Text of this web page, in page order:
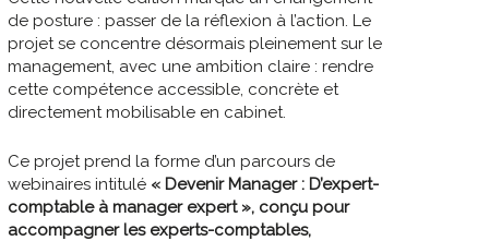
de posture : passer de la réflexion à l’action. Le
projet se concentre désormais pleinement sur le
management, avec une ambition claire : rendre
cette compétence accessible, concrète et
directement mobilisable en cabinet.
Ce projet prend la forme d’un parcours de
webinaires intitulé « Devenir Manager : D’expert-
comptable à manager expert », conçu pour
accompagner les experts-comptables,